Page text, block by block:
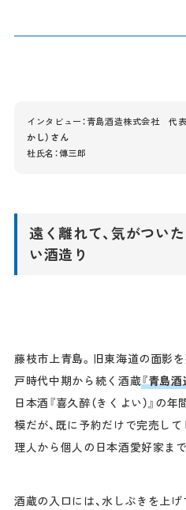
インタビュー：青島酒造株式会社 代
かし）さん
杜氏名：傳三郎
遠く離れて、気がつい
い酒造り
藤枝市上青島。旧東海道の面影
戸時代中期から続く酒蔵『青島酒
日本酒『喜久醉（きくよい）』
模だが、既に予約だけで完売し
理人から個人の日本酒愛好家ま
酒蔵の入口には、水しぶきを上